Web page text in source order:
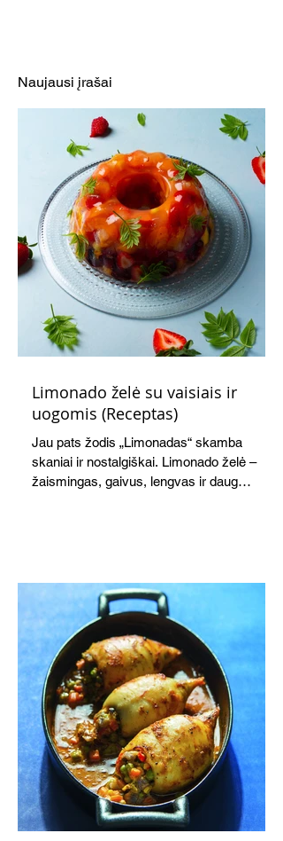
Naujausi įrašai
Limonado želė su vaisiais ir
uogomis (Receptas)
Jau pats žodis „Limonadas“ skamba
skaniai ir nostalgiškai. Limonado želė –
žaismingas, gaivus, lengvas ir daug